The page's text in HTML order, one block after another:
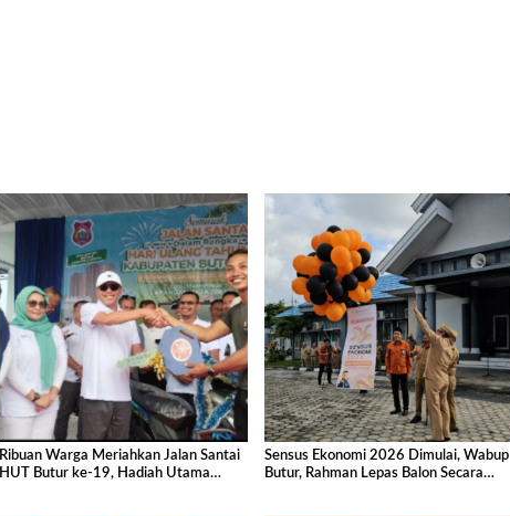
Ribuan Warga Meriahkan Jalan Santai
HUT Butur ke-19, Hadiah Utama
Sensus Ekonomi 2026 Dimulai, Wabup
Butur, Rahman Lepas Balon Secara